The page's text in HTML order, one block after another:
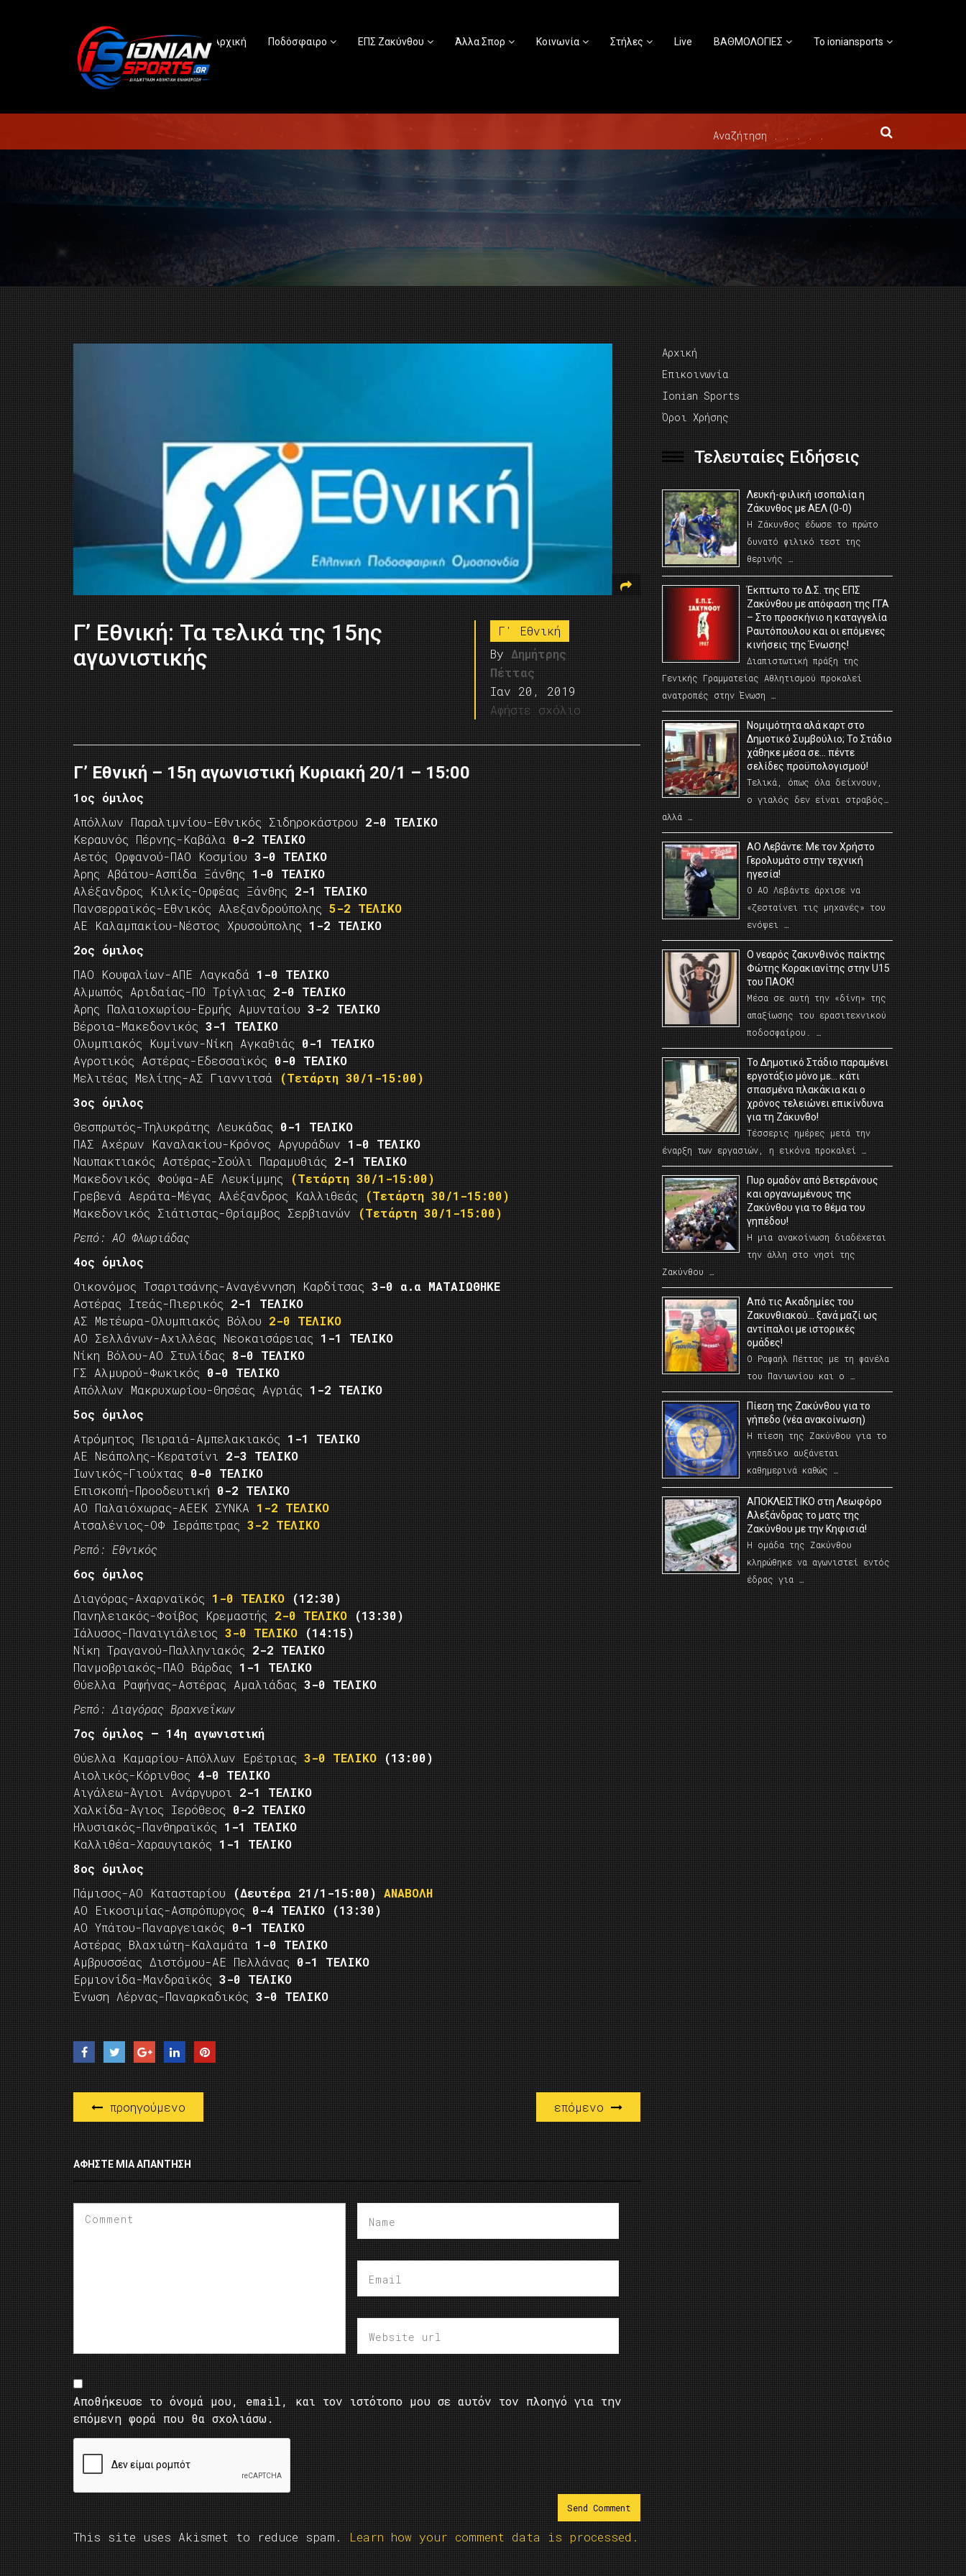
Αρχική Ποδόσφαιρο ΕΠΣ Ζακύνθου Άλλα Σπορ Κοινωνία Στήλες Live ΒΑΘΜΟΛΟΓΙΕΣ Το ioniansports
Γ’ Εθνική: Τα τελικά της 15ης
αγωνιστικής
Γ' Εθνική
By Δημήτρης
Πέττας
Ιαν 20, 2019
Αφήστε σχόλιο
Γ’ Εθνική – 15η αγωνιστική Κυριακή 20/1 – 15:00
1ος όμιλος
Απόλλων Παραλιμνίου-Εθνικός Σιδηροκάστρου 2-0 ΤΕΛΙΚΟ
Κεραυνός Πέρνης-Καβάλα 0-2 ΤΕΛΙΚΟ
Αετός Ορφανού-ΠΑΟ Κοσμίου 3-0 ΤΕΛΙΚΟ
Άρης Αβάτου-Ασπίδα Ξάνθης 1-0 ΤΕΛΙΚΟ
Αλέξανδρος Κιλκίς-Ορφέας Ξάνθης 2-1 ΤΕΛΙΚΟ
Πανσερραϊκός-Εθνικός Αλεξανδρούπολης 5-2 ΤΕΛΙΚΟ
ΑΕ Καλαμπακίου-Νέστος Χρυσούπολης 1-2 ΤΕΛΙΚΟ
2ος όμιλος
ΠΑΟ Κουφαλίων-ΑΠΕ Λαγκαδά 1-0 ΤΕΛΙΚΟ
Αλμωπός Αριδαίας-ΠΟ Τρίγλιας 2-0 ΤΕΛΙΚΟ
Άρης Παλαιοχωρίου-Ερμής Αμυνταίου 3-2 ΤΕΛΙΚΟ
Βέροια-Μακεδονικός 3-1 ΤΕΛΙΚΟ
Ολυμπιακός Κυμίνων-Νίκη Αγκαθιάς 0-1 ΤΕΛΙΚΟ
Αγροτικός Αστέρας-Εδεσσαϊκός 0-0 ΤΕΛΙΚΟ
Μελιτέας Μελίτης-ΑΣ Γιαννιτσά
(Τετάρτη 30/1-15:00)
3ος όμιλος
Θεσπρωτός-Τηλυκράτης Λευκάδας 0-1 ΤΕΛΙΚΟ
ΠΑΣ Αχέρων Καναλακίου-Κρόνος Αργυράδων 1-0 ΤΕΛΙΚΟ
Ναυπακτιακός Αστέρας-Σούλι Παραμυθιάς 2-1 ΤΕΛΙΚΟ
Μακεδονικός Φούφα-ΑΕ Λευκίμμης
(Τετάρτη 30/1-15:00)
Γρεβενά Αεράτα-Μέγας Αλέξανδρος Καλλιθεάς
(Τετάρτη 30/1-15:00)
Μακεδονικός Σιάτιστας-Θρίαμβος Σερβιανών
(Τετάρτη 30/1-15:00)
Ρεπό: ΑΟ Φλωριάδας
4ος όμιλος
Οικονόμος Τσαριτσάνης-Αναγέννηση Καρδίτσας 3-0 α.α ΜΑΤΑΙΩΘΗΚΕ
Αστέρας Ιτεάς-Πιερικός 2-1 ΤΕΛΙΚΟ
ΑΣ Μετέωρα-Ολυμπιακός Βόλου 2-0 ΤΕΛΙΚΟ
ΑΟ Σελλάνων-Αχιλλέας Νεοκαισάρειας 1-1 ΤΕΛΙΚΟ
Νίκη Βόλου-ΑΟ Στυλίδας 8-0 ΤΕΛΙΚΟ
ΓΣ Αλμυρού-Φωκικός 0-0 ΤΕΛΙΚΟ
Απόλλων Μακρυχωρίου-Θησέας Αγριάς 1-2 ΤΕΛΙΚΟ
5ος όμιλος
Ατρόμητος Πειραιά-Αμπελακιακός 1-1 ΤΕΛΙΚΟ
ΑΕ Νεάπολης-Κερατσίνι 2-3 ΤΕΛΙΚΟ
Ιωνικός-Γιούχτας 0-0 ΤΕΛΙΚΟ
Επισκοπή-Προοδευτική 0-2 ΤΕΛΙΚΟ
ΑΟ Παλαιόχωρας-ΑΕΕΚ ΣΥΝΚΑ 1-2 ΤΕΛΙΚΟ
Ατσαλένιος-ΟΦ Ιεράπετρας 3-2 ΤΕΛΙΚΟ
Ρεπό: Εθνικός
6ος όμιλος
Διαγόρας-Αχαρναϊκός 1-0 ΤΕΛΙΚΟ (12:30)
Πανηλειακός-Φοίβος Κρεμαστής 2-0 ΤΕΛΙΚΟ
(13:30)
Ιάλυσος-Παναιγιάλειος 3-0 ΤΕΛΙΚΟ
(14:15)
Νίκη Τραγανού-Παλληνιακός 2-2 ΤΕΛΙΚΟ
Πανμοβριακός-ΠΑΟ Βάρδας 1-1 ΤΕΛΙΚΟ
Θύελλα Ραφήνας-Αστέρας Αμαλιάδας 3-0 ΤΕΛΙΚΟ
Ρεπό: Διαγόρας Βραχνεΐκων
7ος όμιλος – 14η αγωνιστική
Θύελλα Καμαρίου-Απόλλων Ερέτριας 3-0 ΤΕΛΙΚΟ
(13:00)
Αιολικός-Κόρινθος 4-0 ΤΕΛΙΚΟ
Αιγάλεω-Άγιοι Ανάργυροι 2-1 ΤΕΛΙΚΟ
Χαλκίδα-Άγιος Ιερόθεος 0-2 ΤΕΛΙΚΟ
Ηλυσιακός-Πανθηραϊκός 1-1 ΤΕΛΙΚΟ
Καλλιθέα-Χαραυγιακός 1-1 ΤΕΛΙΚΟ
8ος όμιλος
Πάμισος-ΑΟ Κατασταρίου
(Δευτέρα 21/1-15:00) ΑΝΑΒΟΛΗ
ΑΟ Εικοσιμίας-Ασπρόπυργος 0-4 ΤΕΛΙΚΟ
(13:30)
ΑΟ Υπάτου-Παναργειακός 0-1 ΤΕΛΙΚΟ
Αστέρας Βλαχιώτη-Καλαμάτα 1-0 ΤΕΛΙΚΟ
Αμβρυσσέας Διστόμου-ΑΕ Πελλάνας 0-1 ΤΕΛΙΚΟ
Ερμιονίδα-Μανδραϊκός 3-0 ΤΕΛΙΚΟ
Ένωση Λέρνας-Παναρκαδικός 3-0 ΤΕΛΙΚΟ
προηγούμενο επόμενο
ΑΦΉΣΤΕ ΜΙΑ ΑΠΆΝΤΗΣΗ
Αποθήκευσε το όνομά μου, email, και τον ιστότοπο μου σε αυτόν τον πλοηγό για την
επόμενη φορά που θα σχολιάσω.
This site uses Akismet to reduce spam. Learn how your comment data is processed.
Αρχική
Επικοινωνία
Ionian Sports
Όροι Χρήσης
Τελευταίες Ειδήσεις
Λευκή-φιλική ισοπαλία η
Ζάκυνθος με ΑΕΛ (0-0)
Η Ζάκυνθος έδωσε το πρώτο
δυνατό φιλικό τεστ της
θερινής …
Έκπτωτο το Δ.Σ. της ΕΠΣ
Ζακύνθου με απόφαση της ΓΓΑ
– Στο προσκήνιο η καταγγελία
Ραυτόπουλου και οι επόμενες
κινήσεις της Ένωσης!
Διαπιστωτική πράξη της
Γενικής Γραμματείας Αθλητισμού προκαλεί
ανατροπές στην Ένωση …
Νομιμότητα αλά καρτ στο
Δημοτικό Συμβούλιο; Το Στάδιο
χάθηκε μέσα σε… πέντε
σελίδες προϋπολογισμού!
Τελικά, όπως όλα δείχνουν,
ο γιαλός δεν είναι στραβός…
αλλά …
ΑΟ Λεβάντε: Με τον Χρήστο
Γερολυμάτο στην τεχνική
ηγεσία!
Ο ΑΟ Λεβάντε άρχισε να
«ζεσταίνει τις μηχανές» του
ενόψει …
O νεαρός ζακυνθινός παίκτης
Φώτης Κορακιανίτης στην U15
του ΠΑΟΚ!
Μέσα σε αυτή την «δίνη» της
απαξίωσης του ερασιτεχνικού
ποδοσφαίρου. …
Το Δημοτικό Στάδιο παραμένει
εργοτάξιο μόνο με… κάτι
σπασμένα πλακάκια και ο
χρόνος τελειώνει επικίνδυνα
για τη Ζάκυνθο!
Τέσσερις ημέρες μετά την
έναρξη των εργασιών, η εικόνα προκαλεί …
Πυρ ομαδόν από Βετεράνους
και οργανωμένους της
Ζακύνθου για το θέμα του
γηπέδου!
Η μια ανακοίνωση διαδέχεται
την άλλη στο νησί της
Ζακύνθου …
Από τις Ακαδημίες του
Ζακυνθιακού… ξανά μαζί ως
αντίπαλοι με ιστορικές
ομάδες!
Ο Ραφαήλ Πέττας με τη φανέλα
του Πανιωνίου και ο …
Πίεση της Ζακύνθου για το
γήπεδο (νέα ανακοίνωση)
Η πίεση της Ζακύνθου για το
γηπεδικο αυξάνεται
καθημερινά καθώς …
AΠΟΚΛΕΙΣΤΙΚΟ στη Λεωφόρο
Αλεξάνδρας το ματς της
Ζακύνθου με την Κηφισιά!
Η ομάδα της Ζακύνθου
κληρώθηκε να αγωνιστεί εντός
έδρας για …